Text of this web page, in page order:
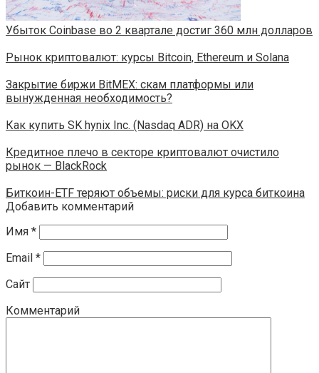
Убыток Coinbase во 2 квартале достиг 360 млн долларов
Рынок криптовалют: курсы Bitcoin, Ethereum и Solana
Закрытие биржи BitMEX: скам платформы или
вынужденная необходимость?
Как купить SK hynix Inc. (Nasdaq ADR) на OKX
Кредитное плечо в секторе криптовалют очистило
рынок — BlackRock
Биткоин-ETF теряют объемы: риски для курса биткоина
Добавить комментарий
Имя *
Email *
Сайт
Комментарий